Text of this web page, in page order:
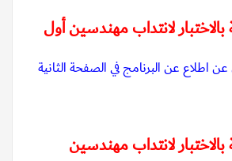
بالاختبار لانتداب مهندسين أول
عن اطلاع عن البرنامج في الصفحة الثانية
بالاختبار لانتداب مهندسين